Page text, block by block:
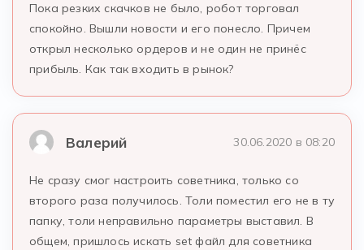
Пока резких скачков не было, робот торговал
спокойно. Вышли новости и его понесло. Причем
открыл несколько ордеров и не один не принёс
прибыль. Как так входить в рынок?
Валерий 30.06.2020 в 08:20
Не сразу смог настроить советника, только со
второго раза получилось. Толи поместил его не в ту
папку, толи неправильно параметры выставил. В
общем, пришлось искать set файл для советника